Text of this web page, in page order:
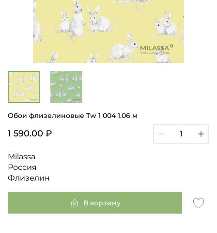
Обои флизелиновые Tw 1 004 1.06 м
1 590.00 ₽
Milassa
Россия
Флизелин
В корзину